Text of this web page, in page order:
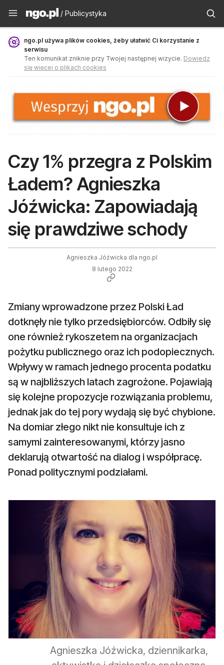
Publicystyka - ngo.pl
/ Publicystyka
ngo.pl używa plików cookies, żeby ułatwić Ci korzystanie z
serwisu
Ten komunikat zniknie przy Twojej następnej wizycie. Dowiedz
się więcej o plikach cookies
Czy 1% przegra z Polskim
Ładem? Agnieszka
Jóźwicka: Zapowiadają
się prawdziwe schody
Agnieszka Jóźwicka dla ngo.pl
8 lutego 2022
Zmiany wprowadzone przez Polski Ład
dotknęły nie tylko przedsiębiorców. Odbiły się
one również rykoszetem na organizacjach
pożytku publicznego oraz ich podopiecznych.
Wpływy w ramach jednego procenta podatku
są w najbliższych latach zagrożone. Pojawiają
się kolejne propozycje rozwiązania problemu,
jednak jak do tej pory wydają się być chybione.
Na domiar złego nikt nie konsultuje ich z
samymi zainteresowanymi, którzy jasno
deklarują otwartość na dialog i współpracę.
Ponad politycznymi podziałami.
Agnieszka Jóźwicka, dziennikarka,